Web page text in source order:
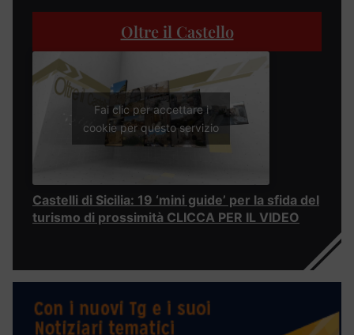
Oltre il Castello
Fai clic per accettare i
cookie per questo servizio
Castelli di Sicilia: 19 ‘mini guide’ per la sfida del
turismo di prossimità CLICCA PER IL VIDEO